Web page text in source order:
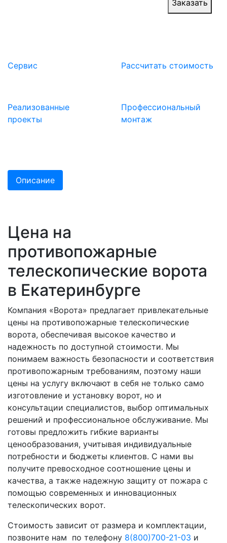
Заказать
Сервис Расcчитать стоимость
Реализованные
проекты
Профессиональный
монтаж
Описание
Цена на
противопожарные
телескопические ворота
в Екатеринбурге
Компания «Ворота» предлагает привлекательные
цены на противопожарные телескопические
ворота, обеспечивая высокое качество и
надежность по доступной стоимости. Мы
понимаем важность безопасности и соответствия
противопожарным требованиям, поэтому наши
цены на услугу включают в себя не только само
изготовление и установку ворот, но и
консультации специалистов, выбор оптимальных
решений и профессиональное обслуживание. Мы
готовы предложить гибкие варианты
ценообразования, учитывая индивидуальные
потребности и бюджеты клиентов. С нами вы
получите превосходное соотношение цены и
качества, а также надежную защиту от пожара с
помощью современных и инновационных
телескопических ворот.
Стоимость зависит от размера и комплектации,
позвоните нам по телефону 8(800)700-21-03 и